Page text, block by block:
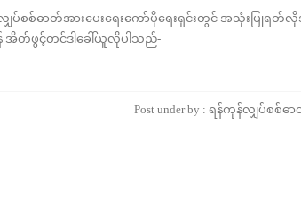
လျှပ်စစ်ဓာတ်အားပေးရေးကော်ပိုရေးရှင်းတွင် အသုံးပြုရတ်လို
န် အိတ်ဖွင့်တင်ဒါခေါ်ယူလိုပါသည်-
Post under by : ရန်ကုန်လျှပ်စစ်ဓ